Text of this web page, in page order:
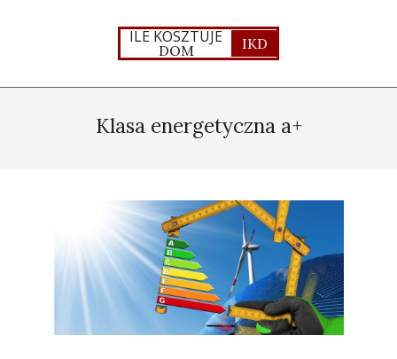
ILE KOSZTUJE
DOM IKD
Klasa energetyczna a+